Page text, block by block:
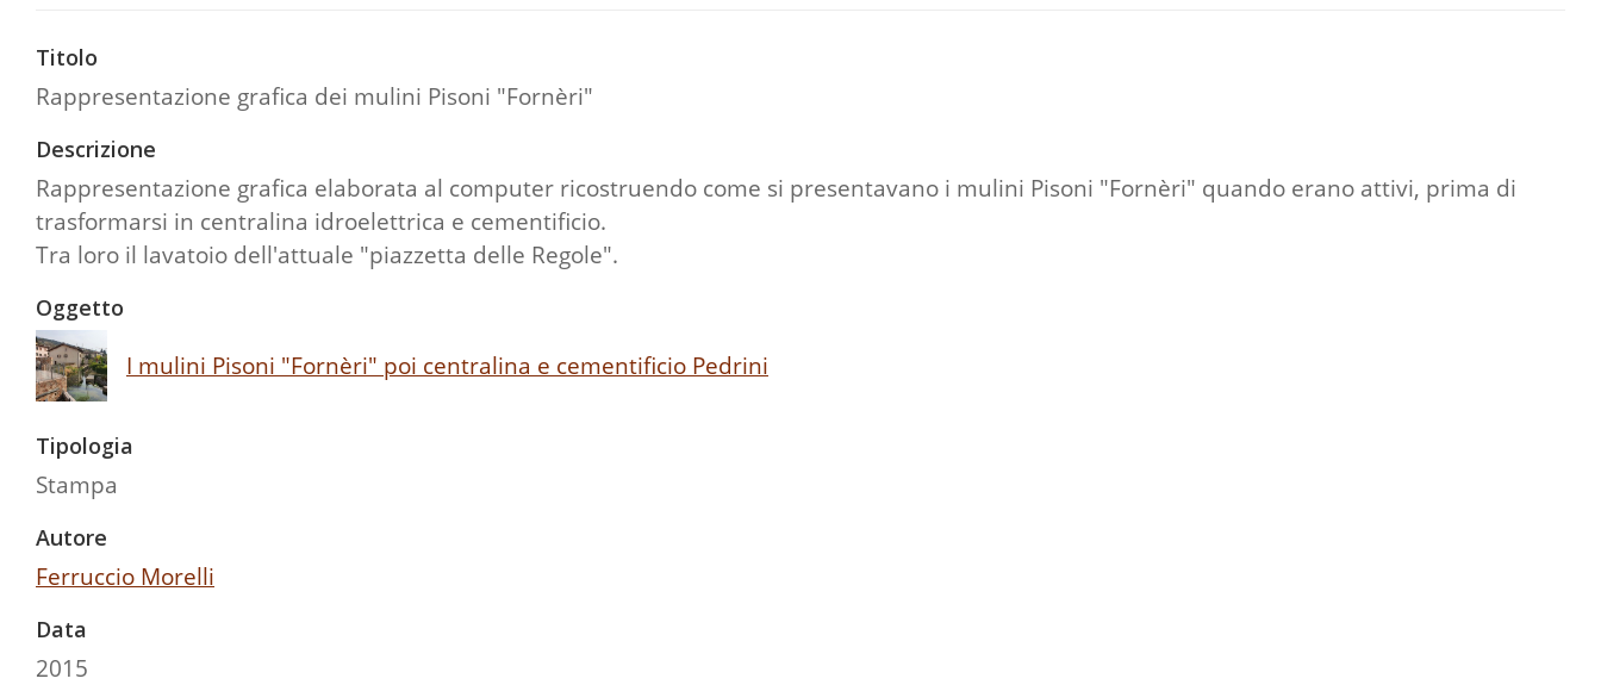
Titolo
Rappresentazione grafica dei mulini Pisoni "Fornèri"
Descrizione
Rappresentazione grafica elaborata al computer ricostruendo come si presentavano i mulini Pisoni "Fornèri" quando erano attivi, prima di
trasformarsi in centralina idroelettrica e cementificio.
Tra loro il lavatoio dell'attuale "piazzetta delle Regole".
Oggetto
I mulini Pisoni "Fornèri" poi centralina e cementificio Pedrini
Tipologia
Stampa
Autore
Ferruccio Morelli
Data
2015